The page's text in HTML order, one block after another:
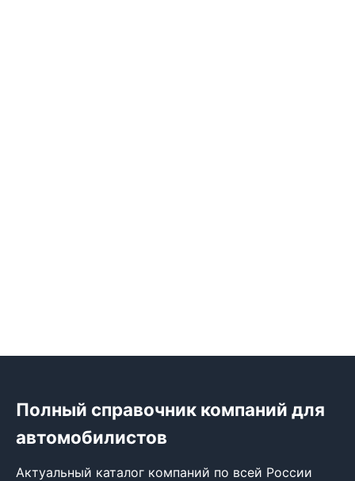
Полный справочник компаний для
автомобилистов
Актуальный каталог компаний по всей России